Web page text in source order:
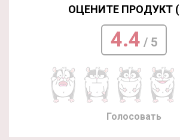
ОЦЕНИТЕ ПРОДУКТ (
4.4 / 5
Голосовать